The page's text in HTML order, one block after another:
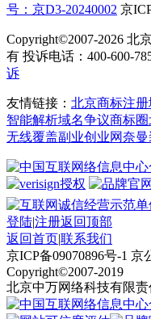
号：京D3-20240002 京
Copyright©2007-2026 北
有 投诉电话：400-600-
诉
友情链接： 北京商标注册
智能解析域名争议商标圈
无线覆盖副业创业网奈曼
登陆|注册返回顶部
返回首页|联系我们
京ICP备09070896号-1 京
Copyright©2007-2019
北京中万网络科技有限